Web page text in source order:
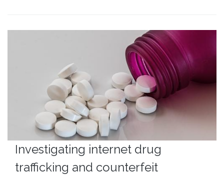
Investigating internet drug
trafficking and counterfeit